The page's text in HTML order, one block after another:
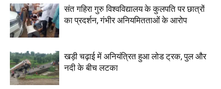
संत गहिरा गुरु विश्वविद्यालय के कुलपति पर छात्रों
का प्रदर्शन, गंभीर अनियमितताओं के आरोप
खड़ी चढ़ाई में अनियंत्रित हुआ लोड ट्रक, पुल और
नदी के बीच लटका